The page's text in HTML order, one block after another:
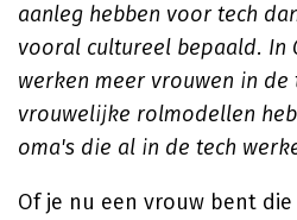
aanleg hebben voor tech
vooral cultureel bepaald. In
werken meer vrouwen in de
vrouwelijke rolmodellen
oma's die al in de tech
Of je nu een vrouw bent